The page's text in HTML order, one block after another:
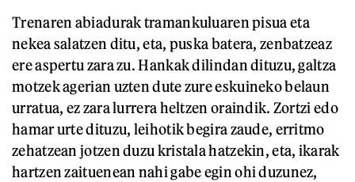
Trenaren abiadurak tramankuluaren pisua eta
nekea salatzen ditu, eta, puska batera, zenbatzeaz
ere aspertu zara zu. Hankak dilindan dituzu, galtza
motzek agerian uzten dute zure eskuineko belaun
urratua, ez zara lurrera heltzen oraindik. Zortzi edo
hamar urte dituzu, leihotik begira zaude, erritmo
zehatzean jotzen duzu kristala hatzekin, eta, ikarak
hartzen zaituenean nahi gabe egin ohi duzunez,